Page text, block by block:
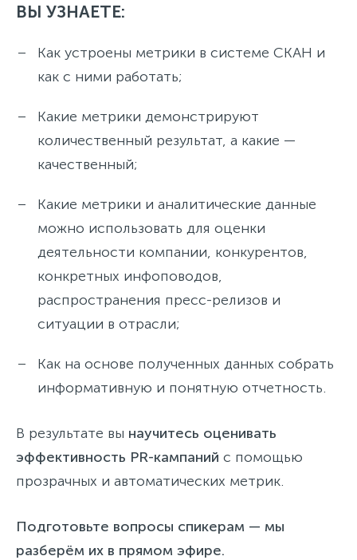
ВЫ УЗНАЕТЕ:
Как устроены метрики в системе СКАН и
как с ними работать;
Какие метрики демонстрируют
количественный результат, а какие —
качественный;
Какие метрики и аналитические данные
можно использовать для оценки
деятельности компании, конкурентов,
конкретных инфоповодов,
распространения пресс-релизов и
ситуации в отрасли;
Как на основе полученных данных собрать
информативную и понятную отчетность.
В результате вы научитесь оценивать
эффективность PR-кампаний с помощью
прозрачных и автоматических метрик.
Подготовьте вопросы спикерам — мы
разберём их в прямом эфире.